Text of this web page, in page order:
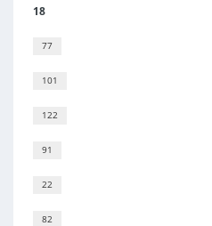
18
77
101
122
91
22
82